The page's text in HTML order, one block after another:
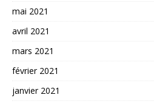
mai 2021
avril 2021
mars 2021
février 2021
janvier 2021